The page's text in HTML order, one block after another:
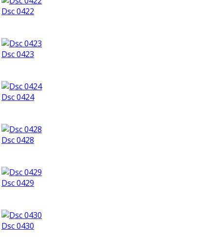
Dsc 0422
Dsc 0423
Dsc 0424
Dsc 0428
Dsc 0429
Dsc 0430